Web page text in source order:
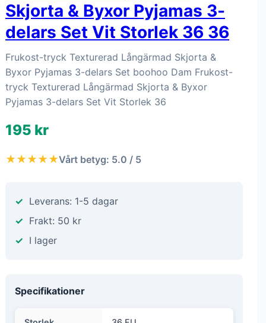
Skjorta & Byxor Pyjamas 3-
delars Set Vit Storlek 36 36
Frukost-tryck Texturerad Långärmad Skjorta &
Byxor Pyjamas 3-delars Set boohoo Dam Frukost-
tryck Texturerad Långärmad Skjorta & Byxor
Pyjamas 3-delars Set Vit Storlek 36
195 kr
★★★★★Vårt betyg: 5.0 / 5
Leverans: 1-5 dagar
Frakt: 50 kr
I lager
Specifikationer